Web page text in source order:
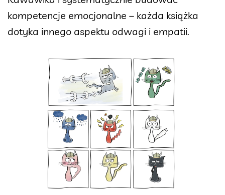
kompetencje emocjonalne – każda książka
dotyka innego aspektu odwagi i empatii.